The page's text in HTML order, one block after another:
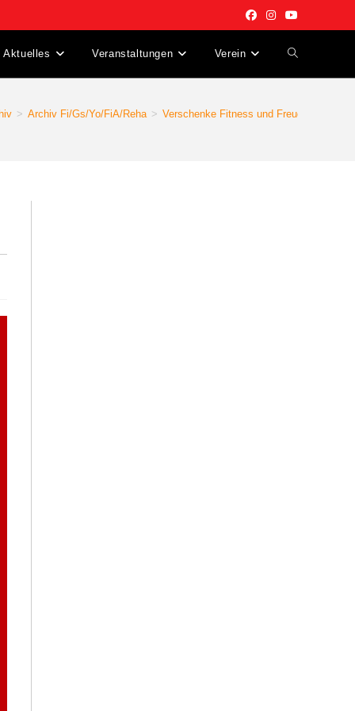
Aktuelles Veranstaltungen Verein Website-
> Archiv Fi/Gs/Yo/FiA/Reha > Verschenke Fitness und Freude zu